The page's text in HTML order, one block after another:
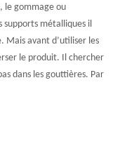
le gommage ou
supports métalliques il
Mais avant d’utiliser les
le produit. Il chercher
dans les gouttières. Par